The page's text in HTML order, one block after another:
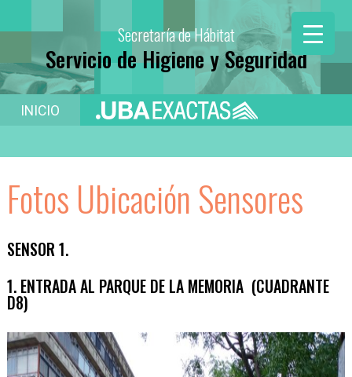
Secretaría de Hábitat
Servicio de Higiene y Seguridad
INICIO
Fotos Ubicación Sensores
SENSOR 1.
1. ENTRADA AL PARQUE DE LA MEMORIA (CUADRANTE
D8)